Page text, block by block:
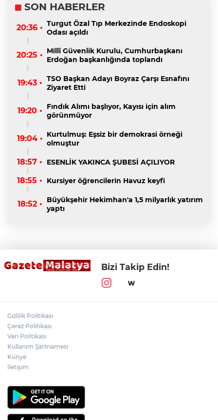
SON HABERLER
20:36 • Turgut Özal Tıp Merkezinde Endoskopi
Odası açıldı
20:25 • Millî Güvenlik Kurulu, Cumhurbaşkanı
Erdoğan başkanlığında toplandı
19:43 • TSO Başkan Adayı Boyraz Çarşı Esnafını
Ziyaret Etti
19:20 •
Fındık Alımı başlıyor, Kayısı için alım
görünmüyor
19:04 • Kurtulmuş: Eşsiz bir demokrasi örneği
olmuştur
18:57 • ESENLİK YAKINCA ŞUBESİ AÇILIYOR
18:55 • Kursiyer öğrencilerin Havuz keyfi
18:52 •
Büyükşehir Hekimhan'a 1,5 milyarlık yatırım
yaptı
Bizi Takip Edin!
Gizlilik Politikası
Çerez Politikası
Veri Politikası
Kullanım Şartnamesi
Künye
İletişim